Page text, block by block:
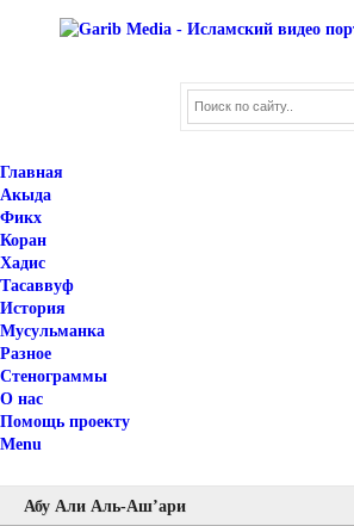
Главная
Акыда
Фикх
Коран
Хадис
Тасаввуф
История
Мусульманка
Разное
Стенограммы
О нас
Помощь проекту
Menu
Абу Али Аль-Аш’ари